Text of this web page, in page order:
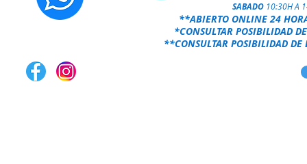
SABADO 10:30H A
**ABIERTO ONLINE 24
*CONSULTAR POSIBILIDAD
**CONSULTAR POSIBILIDAD DE